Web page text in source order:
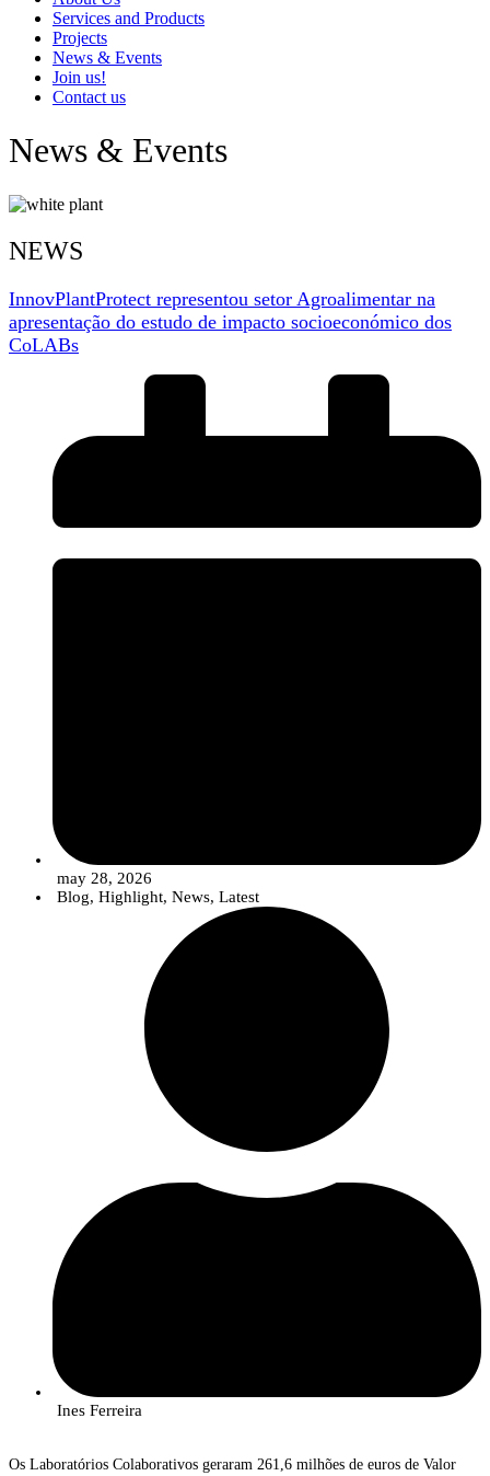
Services and Products
Projects
News & Events
Join us!
Contact us
News & Events
NEWS
InnovPlantProtect representou setor Agroalimentar na
apresentação do estudo de impacto socioeconómico dos
CoLABs
may 28, 2026
Blog, Highlight, News, Latest
Ines Ferreira
Os Laboratórios Colaborativos geraram 261,6 milhões de euros de Valor